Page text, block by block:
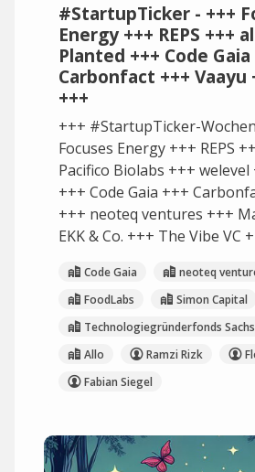
#StartupTicker - +++
Energy +++ REPS +++
Planted +++ Code Gaia
Carbonfact +++ Vaayu
+++
+++ #StartupTicker-
Focuses Energy +++ REPS
Pacifico Biolabs +++
+++ Code Gaia +++
+++ neoteq ventures +++
EKK & Co. +++ The Vibe VC
Code Gaia
neoteq
FoodLabs
Simon Capital
Technologiegründerfonds
Allo
Ramzi Rizk
Fabian Siegel